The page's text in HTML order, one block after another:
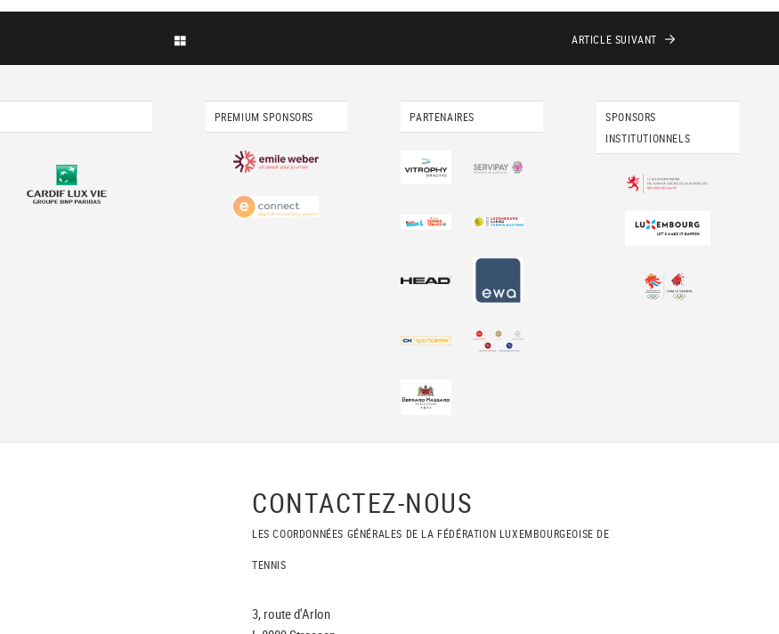
ARTICLE SUIVANT
PREMIUM SPONSORS PARTENAIRES
SPONSORS
INSTITUTIONNELS
CONTACTEZ-NOUS
LES COORDONNÉES GÉNÉRALES DE LA FÉDÉRATION LUXEMBOURGEOISE DE
TENNIS
3, route d'Arlon